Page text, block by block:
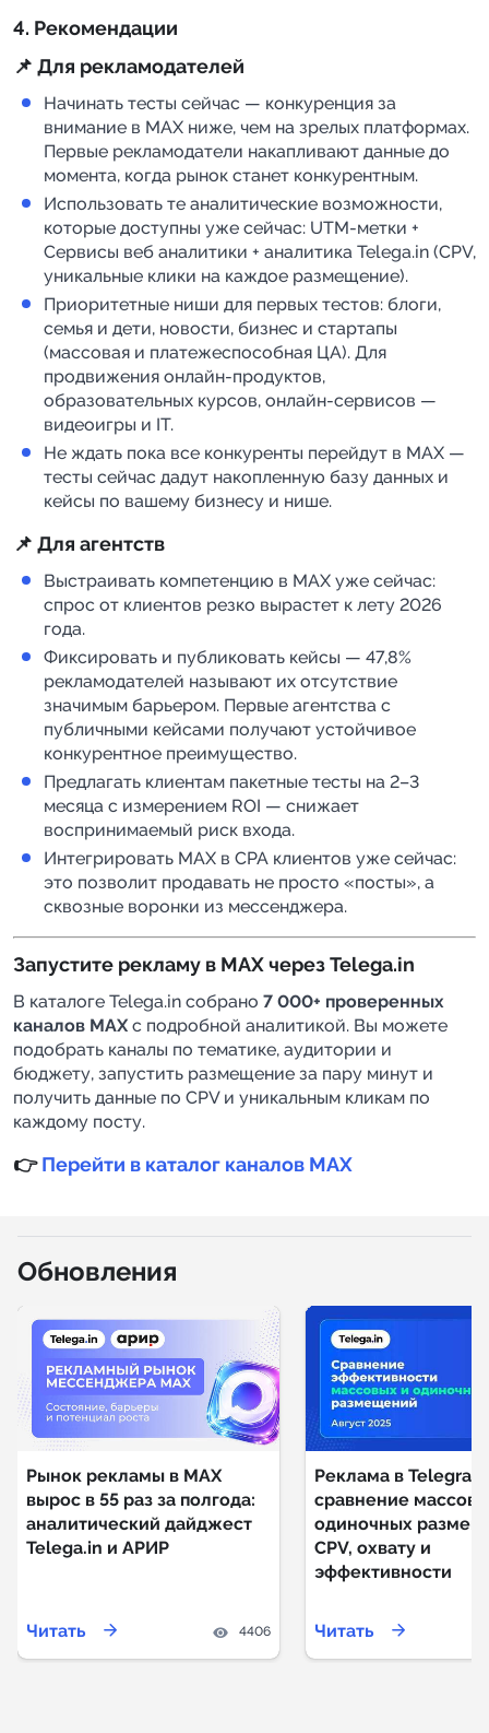
4. Рекомендации
📌 Для рекламодателей
Начинать тесты сейчас — конкуренция за
внимание в MAX ниже, чем на зрелых платформах.
Первые рекламодатели накапливают данные до
момента, когда рынок станет конкурентным.
Использовать те аналитические возможности,
которые доступны уже сейчас: UTM-метки +
Сервисы веб аналитики + аналитика Telega.in (CPV,
уникальные клики на каждое размещение).
Приоритетные ниши для первых тестов: блоги,
семья и дети, новости, бизнес и стартапы
(массовая и платежеспособная ЦА). Для
продвижения онлайн-продуктов,
образовательных курсов, онлайн-сервисов —
видеоигры и IT.
Не ждать пока все конкуренты перейдут в MAX —
тесты сейчас дадут накопленную базу данных и
кейсы по вашему бизнесу и нише.
📌 Для агентств
Выстраивать компетенцию в MAX уже сейчас:
спрос от клиентов резко вырастет к лету 2026
года.
Фиксировать и публиковать кейсы — 47,8%
рекламодателей называют их отсутствие
значимым барьером. Первые агентства с
публичными кейсами получают устойчивое
конкурентное преимущество.
Предлагать клиентам пакетные тесты на 2–3
месяца с измерением ROI — снижает
воспринимаемый риск входа.
Интегрировать MAX в CPA клиентов уже сейчас:
это позволит продавать не просто «посты», а
сквозные воронки из мессенджера.
Запустите рекламу в MAX через Telega.in
В каталоге Telega.in собрано 7 000+ проверенных
каналов MAX с подробной аналитикой. Вы можете
подобрать каналы по тематике, аудитории и
бюджету, запустить размещение за пару минут и
получить данные по CPV и уникальным кликам по
каждому посту.
👉Перейти в каталог каналов MAX
Обновления
Рынок рекламы в MAX
вырос в 55 раз за полгода:
аналитический дайджест
Telega.in и АРИР
Читать 4406
Реклама в
сравнение
одиночных
CPV, охвату и
эффективности
Читать